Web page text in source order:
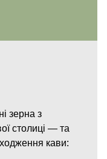
зерна з
столиці — та
кави: